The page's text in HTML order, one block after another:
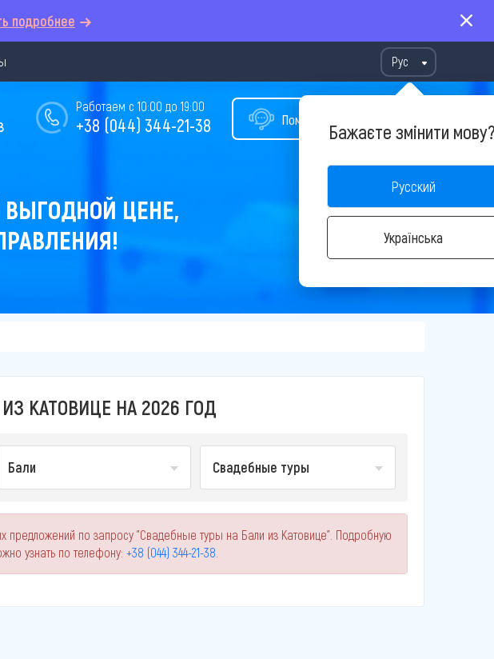
подробнее
Рус
Бажаєте змінити
Русский
Українська
Помощь в подборе тура
Работаем с 10:00 до 19:00
+38 (044) 344-21-38
ЦЕНЕ,
КАТОВИЦЕ НА 2026 ГОД
Бали Свадебные туры
предложений по запросу "Свадебные туры на Бали из Катовице". Подробную
узнать по телефону: +38 (044) 344-21-38